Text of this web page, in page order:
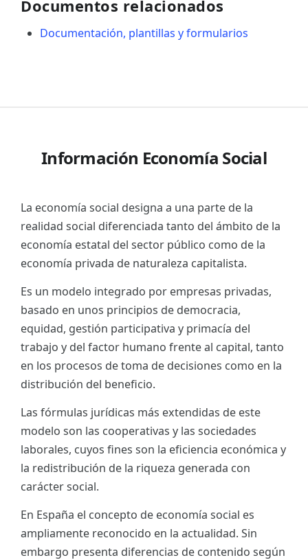
Documentos relacionados
Documentación, plantillas y formularios
Información Economía Social
La economía social designa a una parte de la
realidad social diferenciada tanto del ámbito de la
economía estatal del sector público como de la
economía privada de naturaleza capitalista.
Es un modelo integrado por empresas privadas,
basado en unos principios de democracia,
equidad, gestión participativa y primacía del
trabajo y del factor humano frente al capital, tanto
en los procesos de toma de decisiones como en la
distribución del beneficio.
Las fórmulas jurídicas más extendidas de este
modelo son las cooperativas y las sociedades
laborales, cuyos fines son la eficiencia económica y
la redistribución de la riqueza generada con
carácter social.
En España el concepto de economía social es
ampliamente reconocido en la actualidad. Sin
embargo presenta diferencias de contenido según